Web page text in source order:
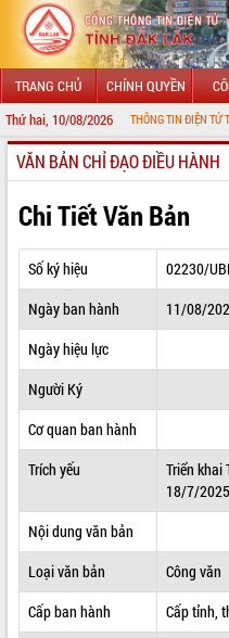
TRANG CHỦ CHÍNH QUYỀN
Thứ hai, 10/08/2026
VỚI CỔNG THÔNG TIN ĐIỆN TỬ TỈNH ĐẮK LẮK
GIỚI THIỆU
LÃNH ĐẠO UBND TỈNH
TIN TỨC SỰ KIỆN
SỞ, BAN, NGÀNH
THÔNG TIN CHỈ ĐẠO ĐIỀU HÀNH
HỆ THỐNG VĂN BẢN
VĂN BẢN HĐND TỈNH
ĐIỂM TIN VĂN BẢN
VĂN BẢN CHỈ ĐẠO ĐIỀU HÀNH
Chi Tiết Văn Bản
Số ký hiệu
02230/
Ngày ban hành
11/08/
Ngày hiệu lực
Người Ký
Cơ quan ban hành
Trích yếu
Triển khai
18/7/
Nội dung văn bản
Loại văn bản
Công văn
Cấp ban hành
Cấp tỉnh,